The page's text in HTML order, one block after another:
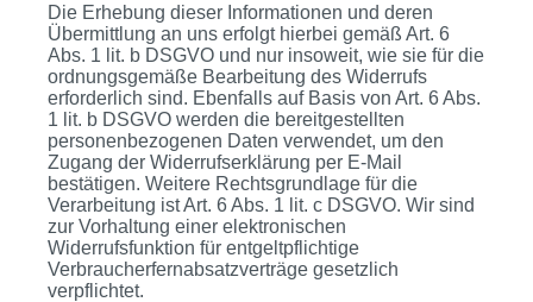
Die Erhebung dieser Informationen und deren
Übermittlung an uns erfolgt hierbei gemäß Art. 6
Abs. 1 lit. b DSGVO und nur insoweit, wie sie für die
ordnungsgemäße Bearbeitung des Widerrufs
erforderlich sind. Ebenfalls auf Basis von Art. 6 Abs.
1 lit. b DSGVO werden die bereitgestellten
personenbezogenen Daten verwendet, um den
Zugang der Widerrufserklärung per E-Mail
bestätigen. Weitere Rechtsgrundlage für die
Verarbeitung ist Art. 6 Abs. 1 lit. c DSGVO. Wir sind
zur Vorhaltung einer elektronischen
Widerrufsfunktion für entgeltpflichtige
Verbraucherfernabsatzverträge gesetzlich
verpflichtet.